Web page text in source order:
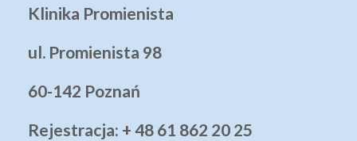
Klinika Promienista
ul. Promienista 98
60-142 Poznań
Rejestracja: + 48 61 862 20 25